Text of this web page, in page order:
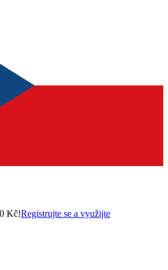
Kč!Registrujte se a využijte